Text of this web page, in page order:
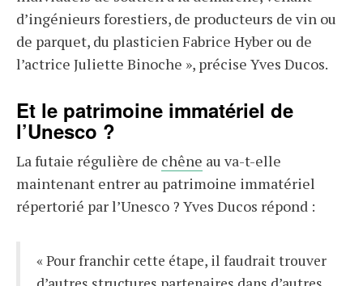
d’ingénieurs forestiers, de producteurs de vin ou
de parquet, du plasticien Fabrice Hyber ou de
l’actrice Juliette Binoche », précise Yves Ducos.
Et le patrimoine immatériel de
l’Unesco ?
La futaie régulière de chêne au va-t-elle
maintenant entrer au patrimoine immatériel
répertorié par l’Unesco ? Yves Ducos répond :
« Pour franchir cette étape, il faudrait trouver